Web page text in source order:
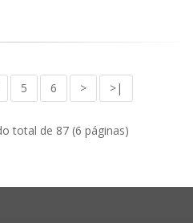
5 6 > >|
total de 87 (6 páginas)